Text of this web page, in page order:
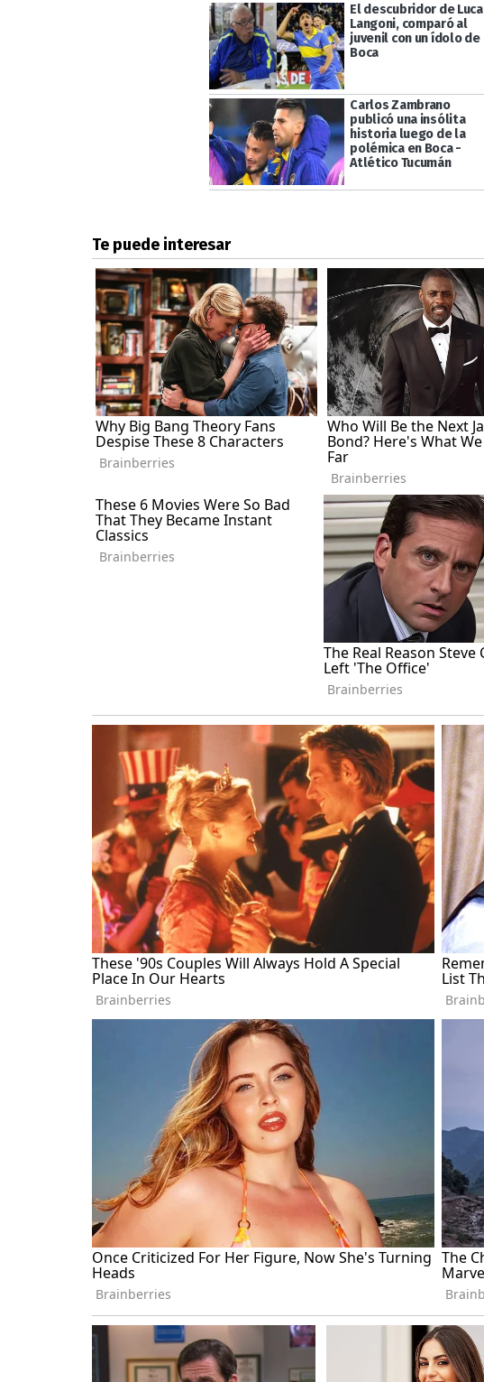
El descubridor de Luca
Langoni, comparó al
juvenil con un ídolo de
Boca
Carlos Zambrano
publicó una insólita
historia luego de la
polémica en Boca -
Atlético Tucumán